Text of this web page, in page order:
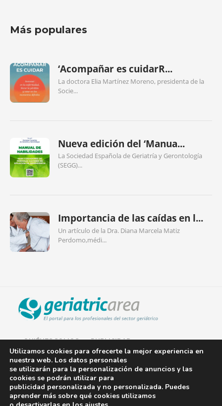
Más populares
‘Acompañar es cuidarR...
La doctora Elia Martínez Moreno, presidenta de la
Socie...
Nueva edición del ‘Manua...
La Sociedad Española de Geriatría y Gerontología
(SEGG)...
Importancia de las caídas en l...
Un artículo de la Dra. Diana Marcela Matiz
Perdomo,médi...
QUIÉNES SOMOS PUBLICIDAD
AVISO LEGAL
POLÍTICA DE COOKIES
POLÍTICA DE PRIVACIDAD
Utilizamos cookies para ofrecerte la mejor experiencia en
nuestra web. Los datos personales
se utilizarán para la personalización de anuncios y las
cookies se podrán utilizar para
publicidad personalizada y no personalizada. Puedes
aprender más sobre qué cookies utilizamos